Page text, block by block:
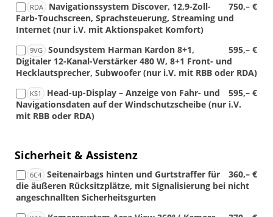
RDA 750,– €
Navigationssystem Discover, 12,9-Zoll-
Farb-Touchscreen, Sprachsteuerung, Streaming und
Internet (nur i.V. mit Aktionspaket Komfort)
9VG 595,– €
Soundsystem Harman Kardon 8+1,
Digitaler 12-Kanal-Verstärker 480 W, 8+1 Front- und
Hecklautsprecher, Subwoofer (nur i.V. mit RBB oder RDA)
KS1 595,– €
Head-up-Display – Anzeige von Fahr- und
Navigationsdaten auf der Windschutzscheibe (nur i.V.
mit RBB oder RDA)
Sicherheit & Assistenz
6C4 360,– €
Seitenairbags hinten und Gurtstraffer für
die äußeren Rücksitzplätze, mit Signalisierung bei nicht
angeschnallten Sicherheitsgurten